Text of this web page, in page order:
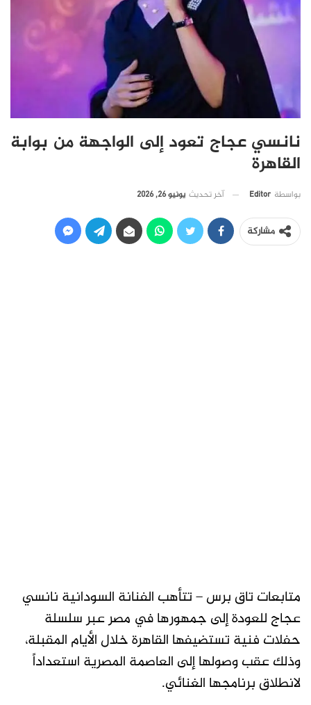
نانسي عجاج تعود إلى الواجهة من بوابة
القاهرة
بواسطة Editor آخر تحديث يونيو 26, 2026
مشاركة
متابعات تاق برس – تتأهب الفنانة السودانية نانسي
عجاج للعودة إلى جمهورها في مصر عبر سلسلة
حفلات فنية تستضيفها القاهرة خلال الأيام المقبلة،
وذلك عقب وصولها إلى العاصمة المصرية استعداداً
لانطلاق برنامجها الغنائي.